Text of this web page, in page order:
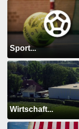
Sport...
Wirtschaft...